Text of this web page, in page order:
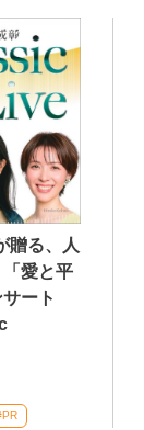
贈る、人
愛と平
ート